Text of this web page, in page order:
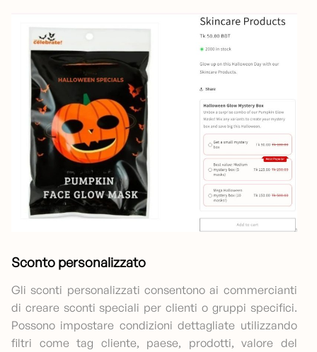
Sconto personalizzato
Gli sconti personalizzati consentono ai commercianti
di creare sconti speciali per clienti o gruppi specifici.
Possono impostare condizioni dettagliate utilizzando
filtri come tag cliente, paese, prodotti, valore del